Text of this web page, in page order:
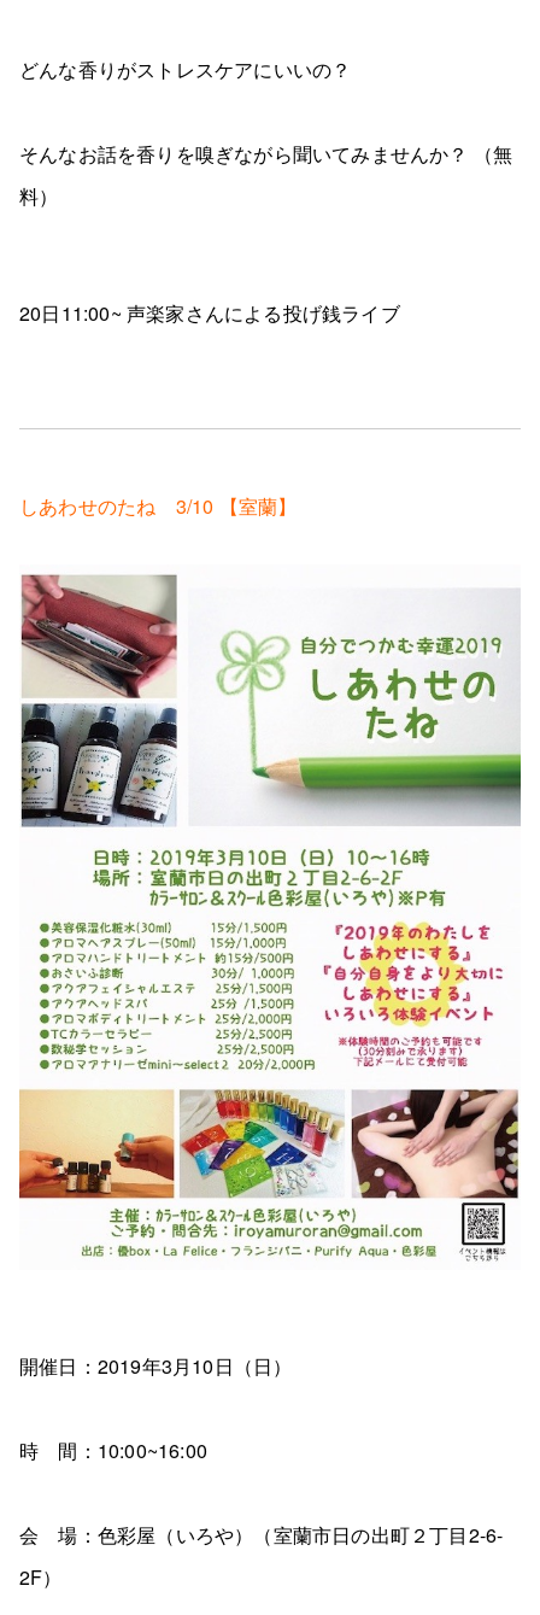
どんな香りがストレスケアにいいの？
そんなお話を香りを嗅ぎながら聞いてみませんか？ （無
料）
20日11:00~ 声楽家さんによる投げ銭ライブ
しあわせのたね 3/10 【室蘭】
開催日：2019年3月10日（日）
時 間：10:00~16:00
会 場：色彩屋（いろや）（室蘭市日の出町２丁目2-6-
2F）